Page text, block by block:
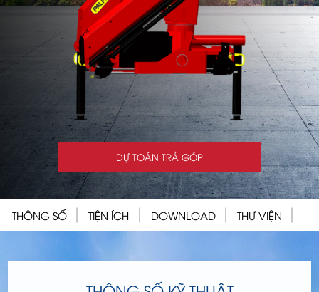
DỰ TOÁN TRẢ GÓP
THÔNG SỐ TIỆN ÍCH DOWNLOAD THƯ VIỆN